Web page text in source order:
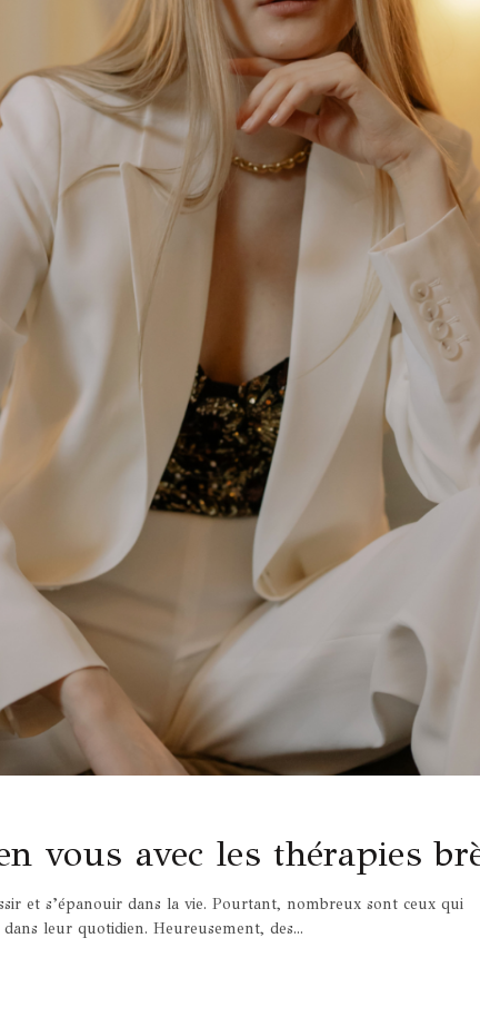
vous avec les thérapies
et s’épanouir dans la vie. Pourtant, nombreux sont ceux qui
leur quotidien. Heureusement, des...